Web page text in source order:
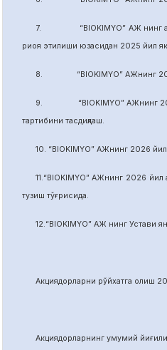
7. “BIOKIMYO” АЖ нинг аудит
риоя этилиши юзасидан 2025 йил
8. “BIOKIMYO” АЖнинг 2025
9. “BIOKIMYO” АЖнинг 2025
тартибини тасдиқлаш.
10. “BIOKIMYO” АЖнинг 2026
11.“BIOKIMYO” АЖнинг 2026
тузиш тўғрисида.
12.“BIOKIMYO” АЖ нинг Устави
Акциядорларни рўйхатга олиш
Акциядорларнинг умумий